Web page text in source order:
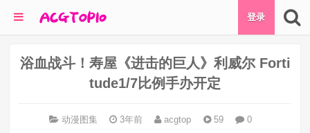
登录
浴血战斗！寿屋《进击的巨人》利威尔 Forti
tude1/7比例手办开定
动漫图集 3年前 acgtop 59 0